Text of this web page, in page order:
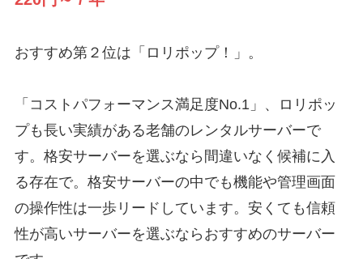
おすすめ第２位は「ロリポップ！」。
「コストパフォーマンス満足度No.1」、ロリポッ
プも長い実績がある老舗のレンタルサーバーで
す。格安サーバーを選ぶなら間違いなく候補に入
る存在で。格安サーバーの中でも機能や管理画面
の操作性は一歩リードしています。安くても信頼
性が高いサーバーを選ぶならおすすめのサーバー